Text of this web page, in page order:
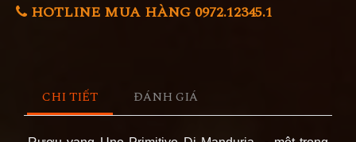
HOTLINE MUA HÀNG 0972.12345.1
CHI TIẾT ĐÁNH GIÁ